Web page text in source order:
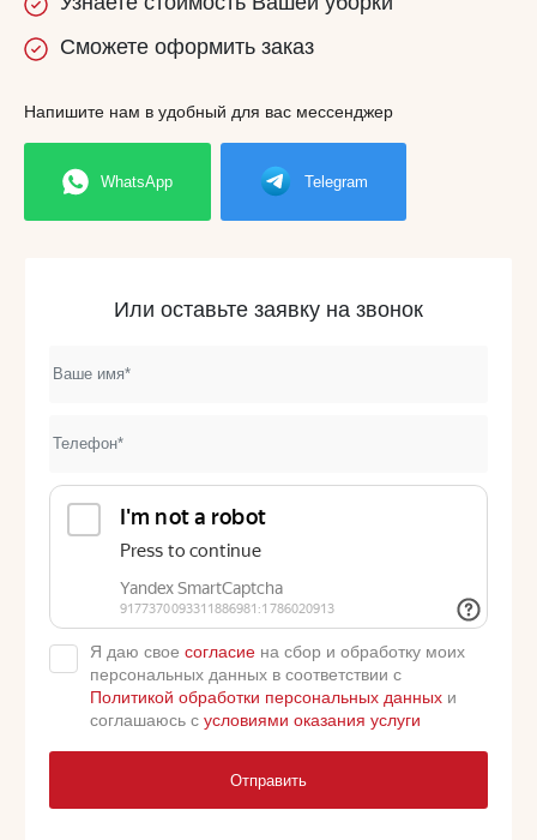
Сможете оформить заказ
Напишите нам в удобный для вас мессенджер
WhatsApp Telegram
Или оставьте заявку на звонок
Я даю свое согласие на сбор и обработку моих
персональных данных в соответствии с
Политикой обработки персональных данных и
соглашаюсь с условиями оказания услуги
Отправить